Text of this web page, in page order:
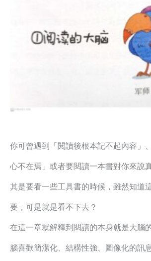
你可曾遇到「閱讀後根本記不起內容」
心不在焉」或者要閱讀一本書對你來說
其是要看一些工具書的時候，雖然知道
要，可是就是看不下去？
在這一章就解釋到閱讀的本身就是大腦
腦喜歡簡潔化、結構性強、圖像化的訊息